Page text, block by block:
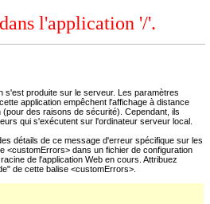
l'application '/'.
s'est produite sur le serveur. Les paramètres
application empêchent l'affichage à distance
des raisons de sécurité). Cependant, ils
qui s'exécutent sur l'ordinateur serveur local.
détails de ce message d'erreur spécifique sur les
<customErrors> dans un fichier de configuration
de l'application Web en cours. Attribuez
de cette balise <customErrors>.